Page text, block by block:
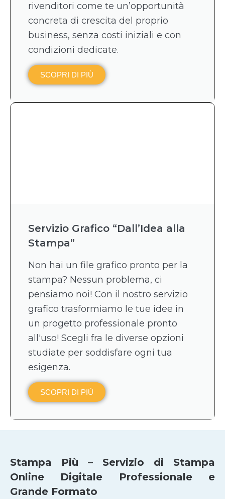
rivenditori come te un’opportunità
concreta di crescita del proprio
business, senza costi iniziali e con
condizioni dedicate.
SCOPRI DI PIÙ
Servizio Grafico “Dall’Idea alla
Stampa”
Non hai un file grafico pronto per la
stampa? Nessun problema, ci
pensiamo noi! Con il nostro servizio
grafico trasformiamo le tue idee in
un progetto professionale pronto
all'uso! Scegli fra le diverse opzioni
studiate per soddisfare ogni tua
esigenza.
SCOPRI DI PIÙ
Stampa Più – Servizio di Stampa
Online Digitale Professionale e
Grande Formato